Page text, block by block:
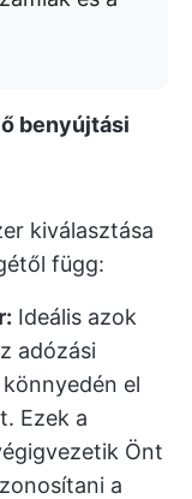
benyújtási
kiválasztása
függ:
Ideális azok
adózási
el
Ezek a
Önt
a